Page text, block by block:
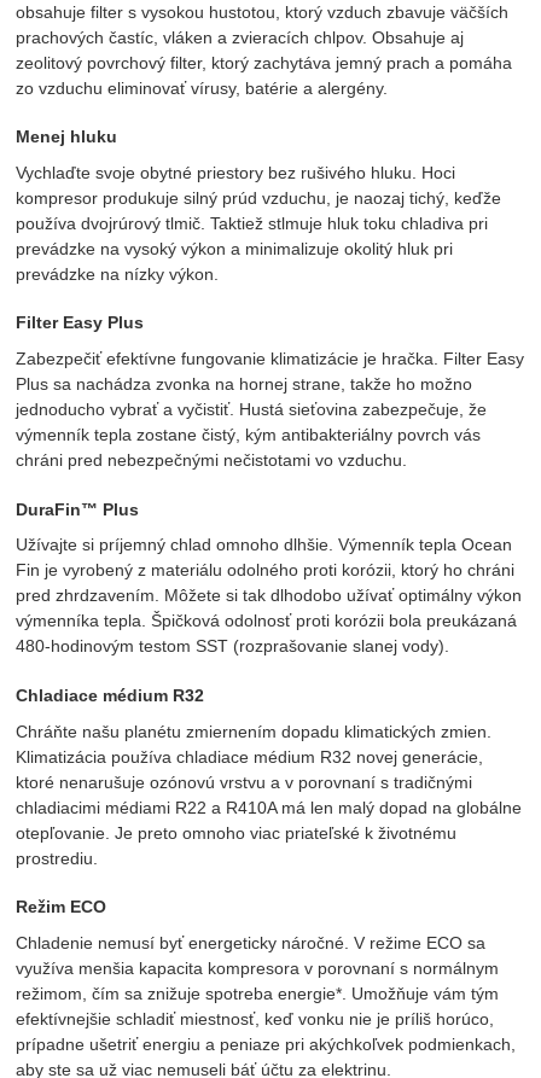
obsahuje filter s vysokou hustotou, ktorý vzduch zbavuje väčších
prachových častíc, vláken a zvieracích chlpov. Obsahuje aj
zeolitový povrchový filter, ktorý zachytáva jemný prach a pomáha
zo vzduchu eliminovať vírusy, batérie a alergény.
Menej hluku
Vychlaďte svoje obytné priestory bez rušivého hluku. Hoci
kompresor produkuje silný prúd vzduchu, je naozaj tichý, keďže
používa dvojrúrový tlmič. Taktiež stlmuje hluk toku chladiva pri
prevádzke na vysoký výkon a minimalizuje okolitý hluk pri
prevádzke na nízky výkon.
Filter Easy Plus
Zabezpečiť efektívne fungovanie klimatizácie je hračka. Filter Easy
Plus sa nachádza zvonka na hornej strane, takže ho možno
jednoducho vybrať a vyčistiť. Hustá sieťovina zabezpečuje, že
výmenník tepla zostane čistý, kým antibakteriálny povrch vás
chráni pred nebezpečnými nečistotami vo vzduchu.
DuraFin™ Plus
Užívajte si príjemný chlad omnoho dlhšie. Výmenník tepla Ocean
Fin je vyrobený z materiálu odolného proti korózii, ktorý ho chráni
pred zhrdzavením. Môžete si tak dlhodobo užívať optimálny výkon
výmenníka tepla. Špičková odolnosť proti korózii bola preukázaná
480-hodinovým testom SST (rozprašovanie slanej vody).
Chladiace médium R32
Chráňte našu planétu zmiernením dopadu klimatických zmien.
Klimatizácia používa chladiace médium R32 novej generácie,
ktoré nenarušuje ozónovú vrstvu a v porovnaní s tradičnými
chladiacimi médiami R22 a R410A má len malý dopad na globálne
otepľovanie. Je preto omnoho viac priateľské k životnému
prostrediu.
Režim ECO
Chladenie nemusí byť energeticky náročné. V režime ECO sa
využíva menšia kapacita kompresora v porovnaní s normálnym
režimom, čím sa znižuje spotreba energie*. Umožňuje vám tým
efektívnejšie schladiť miestnosť, keď vonku nie je príliš horúco,
prípadne ušetriť energiu a peniaze pri akýchkoľvek podmienkach,
aby ste sa už viac nemuseli báť účtu za elektrinu.